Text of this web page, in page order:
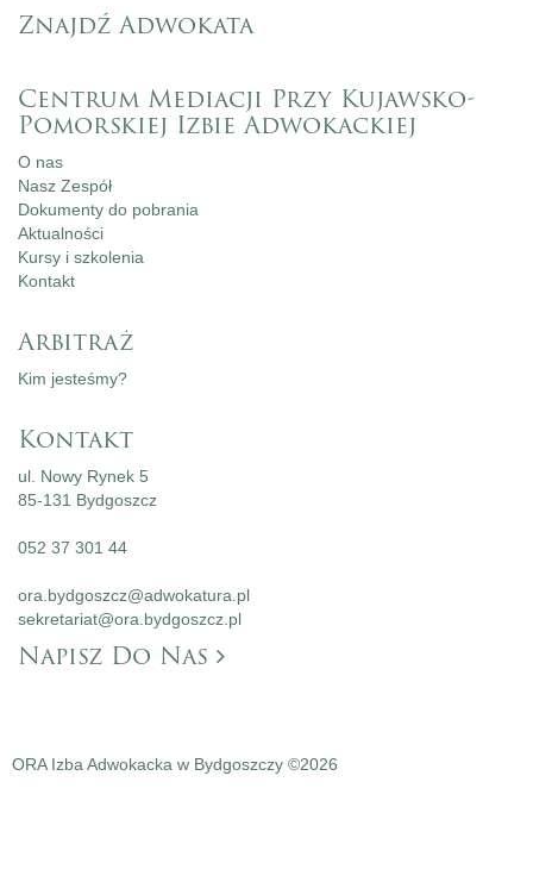
Znajdź Adwokata
Centrum Mediacji Przy Kujawsko-
Pomorskiej Izbie Adwokackiej
O nas
Nasz Zespół
Dokumenty do pobrania
Aktualności
Kursy i szkolenia
Kontakt
Arbitraż
Kim jesteśmy?
Kontakt
ul. Nowy Rynek 5
85-131 Bydgoszcz
052 37 301 44
ora.bydgoszcz@adwokatura.pl
sekretariat@ora.bydgoszcz.pl
Napisz Do Nas
ORA Izba Adwokacka w Bydgoszczy ©2026